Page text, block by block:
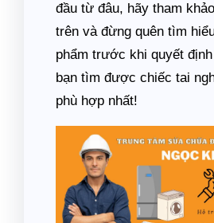
đầu từ đâu, hãy tham
trên và đừng quên tìm
phẩm trước khi quyết
bạn tìm được chiếc tai
phù hợp nhất!